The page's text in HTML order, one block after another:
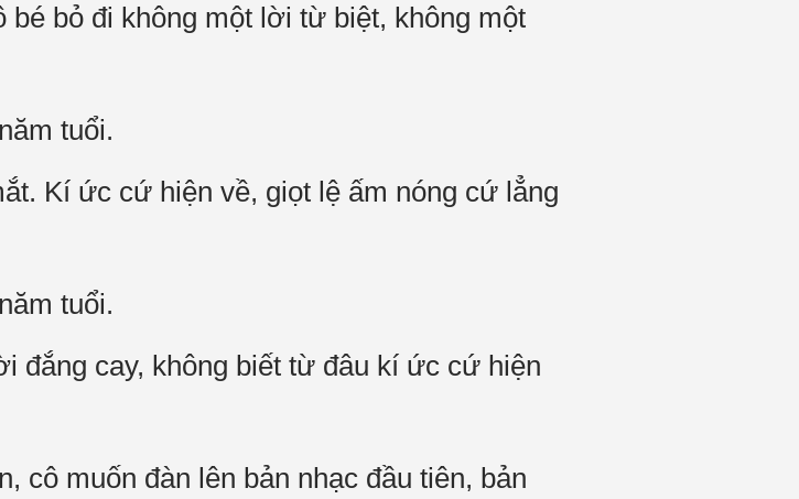
bé bỏ đi không một lời từ biệt, không một
tuổi.
Kí ức cứ hiện về, giọt lệ ấm nóng cứ lẳng
tuổi.
đắng cay, không biết từ đâu kí ức cứ hiện
cô muốn đàn lên bản nhạc đầu tiên, bản